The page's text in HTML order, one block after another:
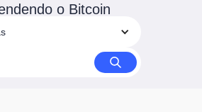
o Bitcoin